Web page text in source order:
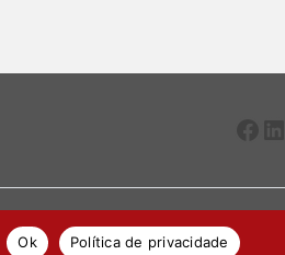
Ok Política de privacidade